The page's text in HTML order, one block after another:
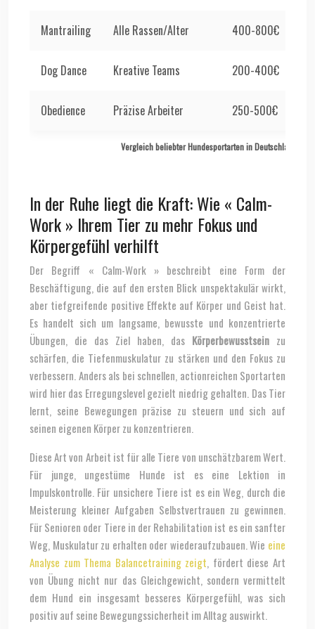
Vergleich beliebter Hundesportarten in Deutschland
Mantrailing Alle Rassen/Alter 400-800€
Dog Dance Kreative Teams 200-400€
Obedience Präzise Arbeiter 250-500€
In der Ruhe liegt die Kraft: Wie « Calm-
Work » Ihrem Tier zu mehr Fokus und
Körpergefühl verhilft
Der Begriff « Calm-Work » beschreibt eine Form der
Beschäftigung, die auf den ersten Blick unspektakulär wirkt,
aber tiefgreifende positive Effekte auf Körper und Geist hat.
Es handelt sich um langsame, bewusste und konzentrierte
Übungen, die das Ziel haben, das Körperbewusstsein zu
schärfen, die Tiefenmuskulatur zu stärken und den Fokus zu
verbessern. Anders als bei schnellen, actionreichen Sportarten
wird hier das Erregungslevel gezielt niedrig gehalten. Das Tier
lernt, seine Bewegungen präzise zu steuern und sich auf
seinen eigenen Körper zu konzentrieren.
Diese Art von Arbeit ist für alle Tiere von unschätzbarem Wert.
Für junge, ungestüme Hunde ist es eine Lektion in
Impulskontrolle. Für unsichere Tiere ist es ein Weg, durch die
Meisterung kleiner Aufgaben Selbstvertrauen zu gewinnen.
Für Senioren oder Tiere in der Rehabilitation ist es ein sanfter
Weg, Muskulatur zu erhalten oder wiederaufzubauen. Wie eine
Analyse zum Thema Balancetraining zeigt , fördert diese Art
von Übung nicht nur das Gleichgewicht, sondern vermittelt
dem Hund ein insgesamt besseres Körpergefühl, was sich
positiv auf seine Bewegungssicherheit im Alltag auswirkt.